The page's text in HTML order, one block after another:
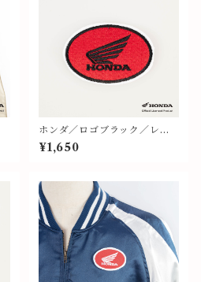
ホンダ／ロゴブラック／レッ
ド地／ワッペン⑧
¥1,650